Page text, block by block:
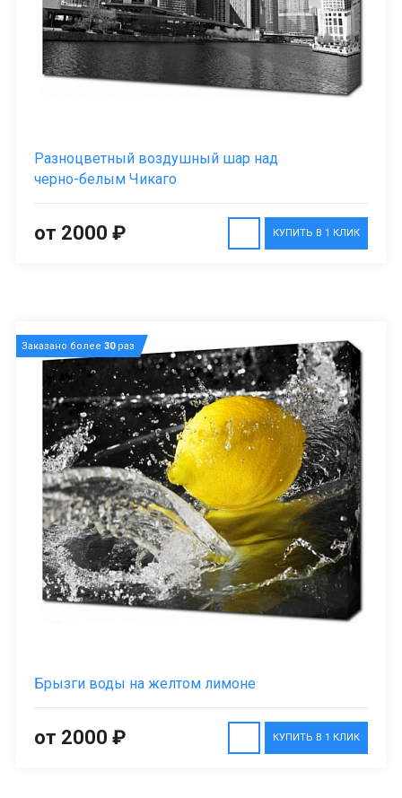
Разноцветный воздушный шар над
черно-белым Чикаго
КУПИТЬ В 1 КЛИК
от 2000 ₽
Заказано более 30раз
Брызги воды на желтом лимоне
КУПИТЬ В 1 КЛИК
от 2000 ₽